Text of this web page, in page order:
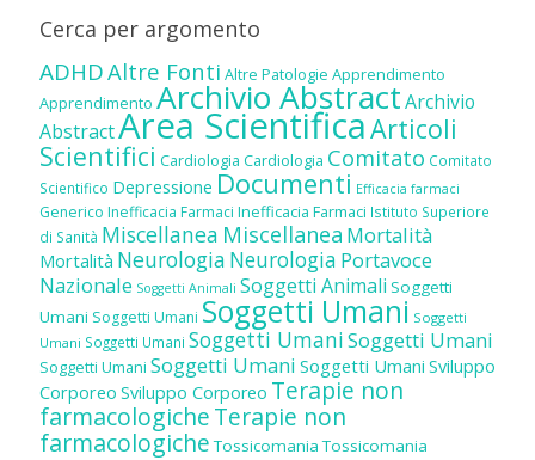
Cerca per argomento
ADHDAltre Fonti Altre Patologie Apprendimento
Apprendimento Archivio AbstractArchivio
AbstractArea ScientificaArticoli
Scientifici Cardiologia Cardiologia Comitato Comitato
Scientifico Depressione Documenti Efficacia farmaci
Generico Inefficacia Farmaci Inefficacia Farmaci Istituto Superiore
di Sanità Miscellanea Miscellanea Mortalità
Mortalità Neurologia Neurologia Portavoce
Nazionale Soggetti Animali Soggetti Animali Soggetti
Umani Soggetti Umani Soggetti Umani Soggetti
Umani Soggetti Umani Soggetti UmaniSoggetti Umani
Soggetti Umani Soggetti Umani Soggetti Umani Sviluppo
Corporeo Sviluppo Corporeo Terapie non
farmacologicheTerapie non
farmacologiche Tossicomania Tossicomania